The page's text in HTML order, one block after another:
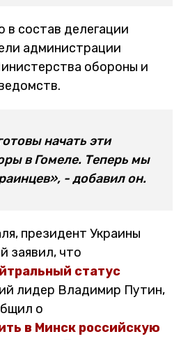
в состав делегации
администрации
обороны и
начать эти
в Гомеле. Теперь мы
- добавил он.
президент Украины
заявил, что
статус
лидер Владимир Путин,
о
в Минск российскую